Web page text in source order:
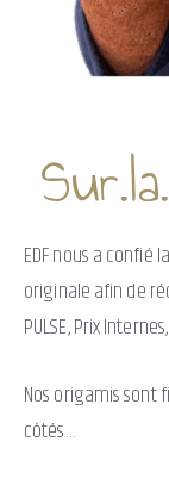
EDF nous a
originale afin de
PULSE, Prix
Nos origamis sont
côtés…